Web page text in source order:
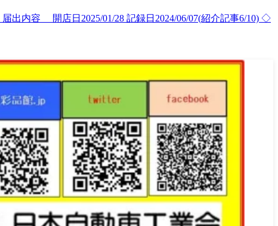
出内容 開店日2025/01/28 記録日2024/06/07(紹介記事6/10) ◇